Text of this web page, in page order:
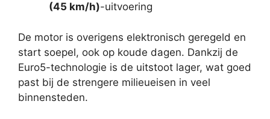
(45 km/h)-uitvoering
De motor is overigens elektronisch geregeld en
start soepel, ook op koude dagen. Dankzij de
Euro5-technologie is de uitstoot lager, wat goed
past bij de strengere milieueisen in veel
binnensteden.